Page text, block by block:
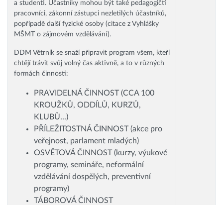
a studenti. Účastníky mohou být také pedagogičtí
pracovníci, zákonní zástupci nezletilých účastníků,
popřípadě další fyzické osoby (citace z Vyhlášky
MŠMT o zájmovém vzdělávání).
DDM Větrník se snaží připravit program všem, kteří
chtějí trávit svůj volný čas aktivně, a to v různých
formách činnosti:
PRAVIDELNÁ ČINNOST (CCA 100
KROUŽKŮ, ODDÍLŮ, KURZŮ,
KLUBŮ...)
PŘÍLEŽITOSTNÁ ČINNOST (akce pro
veřejnost, parlament mladých)
OSVĚTOVÁ ČINNOST (kurzy, výukové
programy, semináře, neformální
vzdělávání dospělých, preventivní
programy)
TÁBOROVÁ ČINNOST